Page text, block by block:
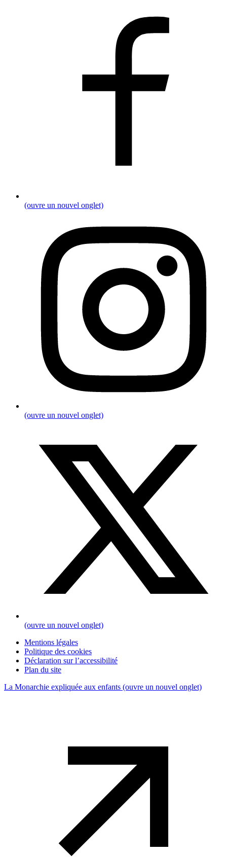
(ouvre un nouvel onglet)
(ouvre un nouvel onglet)
(ouvre un nouvel onglet)
Mentions légales
Politique des cookies
Déclaration sur l’accessibilité
Plan du site
La Monarchie expliquée aux enfants (ouvre un nouvel onglet)